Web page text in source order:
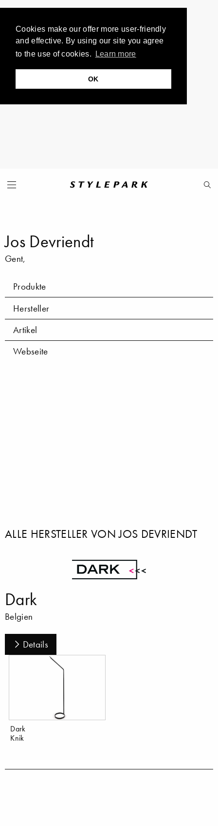
Cookies make our offer more user-friendly
and effective. By using our site you agree
to the use of cookies.
Learn more
OK
Jos Devriendt
Gent,
Produkte
Hersteller
Artikel
Webseite
ALLE HERSTELLER VON JOS DEVRIENDT
Dark
Belgien
Details
Dark
Knik